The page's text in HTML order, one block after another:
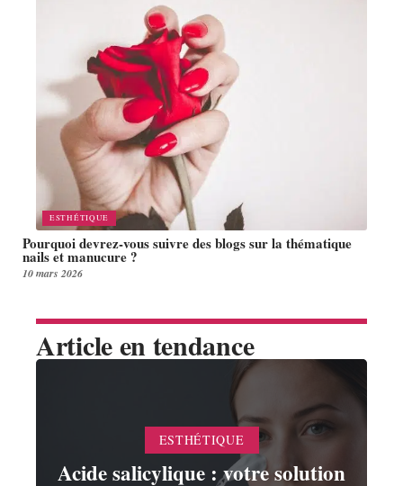
ESTHÉTIQUE
Pourquoi devrez-vous suivre des blogs sur la thématique
nails et manucure ?
10 mars 2026
Article en tendance
ESTHÉTIQUE
Acide salicylique : votre solution